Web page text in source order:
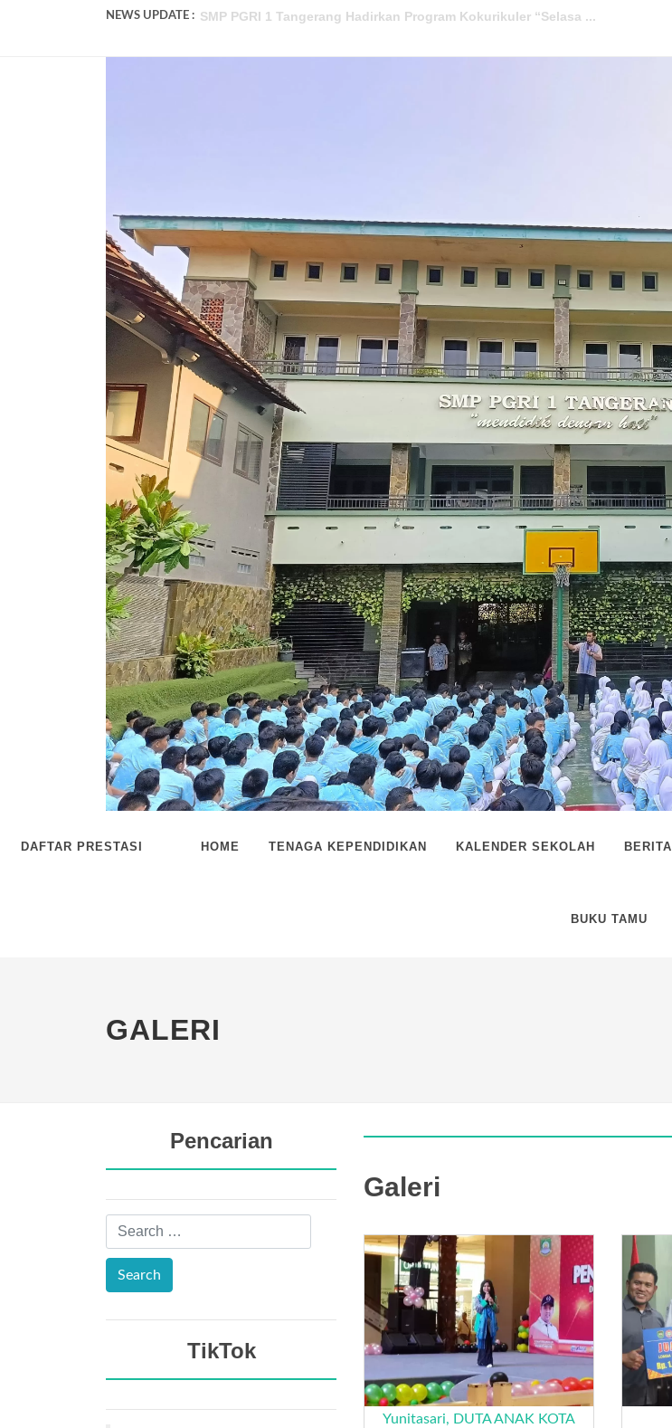
NEWS UPDATE : SMP PGRI 1 Tangerang Wakili Banten di Final “Kenal TKA Bin...
Lagi! Peserta Didik SMP PGRI 1 Tangerang Raih Prestasi Akade...
Serah Terima Jabatan Kepala Sekolah Baru SMP PGRI 1 Tangeran...
Sambut Siswa Baru, SMP PGRI 1 Tangerang Gelar MPLS Tahun Aja...
SMP PGRI 1 Tangerang Hadirkan Program Kokurikuler “Selasa ...
DAFTAR PRESTASI HOME TENAGA KEPENDIDIKAN KALENDER SEKOLAH BERITA
BUKU TAMU
GALERI
Pencarian
TikTok
Galeri
Yunitasari, DUTA ANAK KOTA